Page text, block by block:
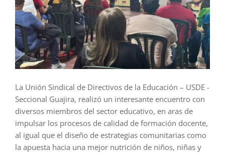
La Unión Sindical de Directivos de la Educación – USDE -
Seccional Guajira, realizó un interesante encuentro con
diversos miembros del sector educativo, en aras de
impulsar los procesos de calidad de formación docente,
al igual que el diseño de estrategias comunitarias como
la apuesta hacia una mejor nutrición de niños, niñas y